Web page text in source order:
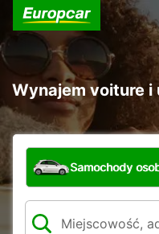
Wynajem voiture
Jaki typ pojazdu?
Samochody